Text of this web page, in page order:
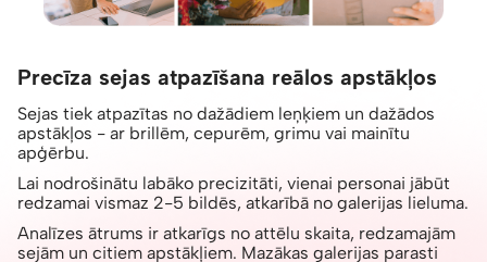
Precīza sejas atpazīšana reālos apstākļos
Sejas tiek atpazītas no dažādiem leņķiem un dažādos
apstākļos - ar brillēm, cepurēm, grimu vai mainītu
apģērbu.
Lai nodrošinātu labāko precizitāti, vienai personai jābūt
redzamai vismaz 2-5 bildēs, atkarībā no galerijas lieluma.
Analīzes ātrums ir atkarīgs no attēlu skaita, redzamajām
sejām un citiem apstākļiem. Mazākas galerijas parasti